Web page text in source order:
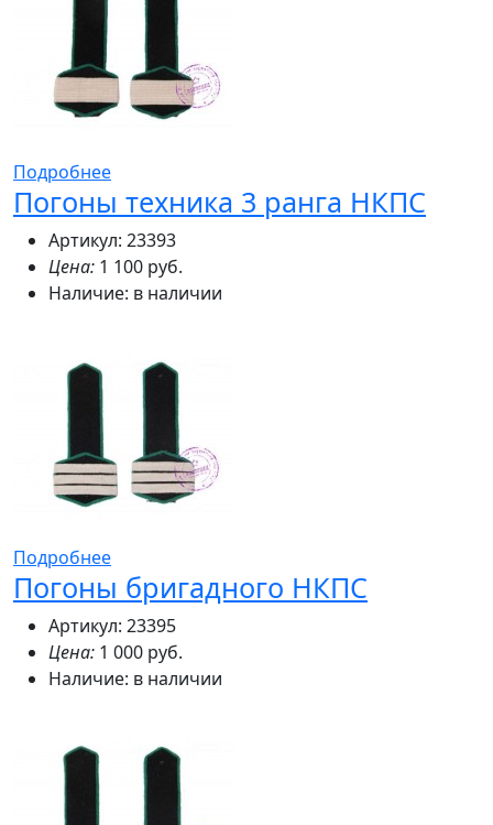
Подробнее
Погоны техника 3 ранга НКПС
Артикул: 23393
Цена: 1 100 руб.
Наличие: в наличии
Подробнее
Погоны бригадного НКПС
Артикул: 23395
Цена: 1 000 руб.
Наличие: в наличии